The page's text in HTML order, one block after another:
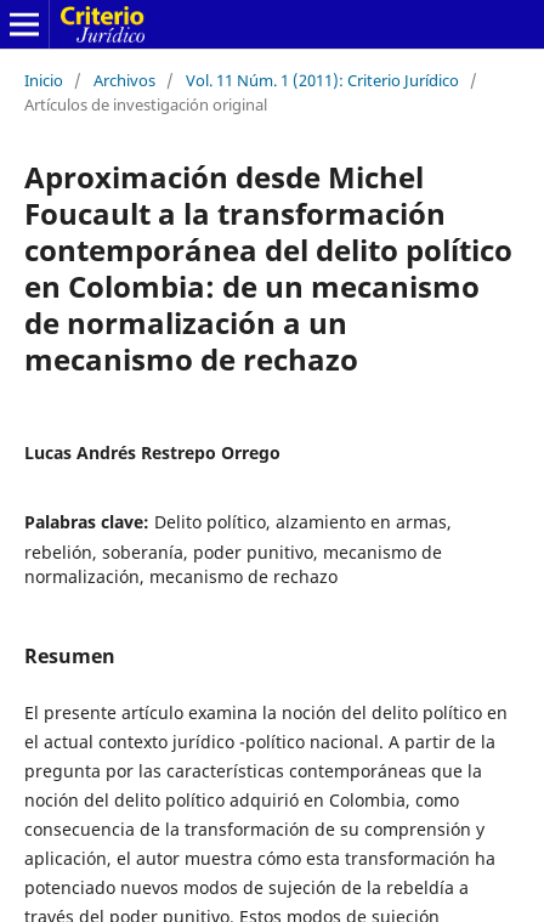
Inicio / Archivos / Vol. 11 Núm. 1 (2011): Criterio Jurídico /
Artículos de investigación original
Aproximación desde Michel
Foucault a la transformación
contemporánea del delito político
en Colombia: de un mecanismo
de normalización a un
mecanismo de rechazo
Lucas Andrés Restrepo Orrego
Palabras clave: Delito político, alzamiento en armas,
rebelión, soberanía, poder punitivo, mecanismo de
normalización, mecanismo de rechazo
Resumen
El presente artículo examina la noción del delito político en
el actual contexto jurídico -político nacional. A partir de la
pregunta por las características contemporáneas que la
noción del delito político adquirió en Colombia, como
consecuencia de la transformación de su comprensión y
aplicación, el autor muestra cómo esta transformación ha
potenciado nuevos modos de sujeción de la rebeldía a
través del poder punitivo. Estos modos de sujeción